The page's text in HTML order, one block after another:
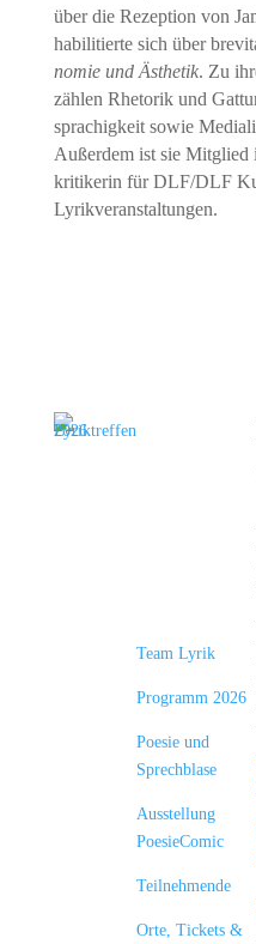
über die Rezeption von
habilitierte sich über
nomie und Ästhetik. Zu
zählen Rhetorik und
sprachigkeit sowie
Außerdem ist sie
kritikerin für DLF/DLF
Lyrik­veranstaltungen.
Inter­
Team Lyrik
Programm 2026
Poesie und
Sprechblase
Ausstellung
PoesieComic
Teilnehmende
Orte, Tickets &